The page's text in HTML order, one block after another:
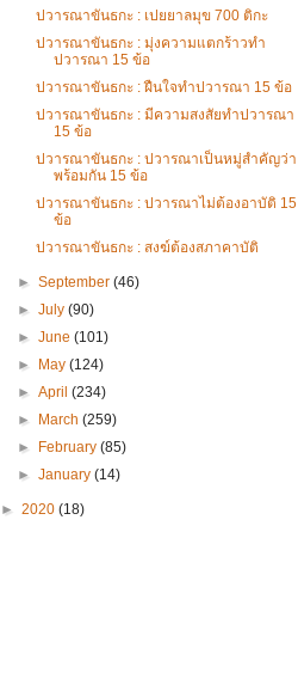
ปวารณาขันธกะ : เปยยาลมุข 700 ติกะ
ปวารณาขันธกะ : มุ่งความแตกร้าวทำ
ปวารณา 15 ข้อ
ปวารณาขันธกะ : ฝืนใจทำปวารณา 15 ข้อ
ปวารณาขันธกะ : มีความสงสัยทำปวารณา
15 ข้อ
ปวารณาขันธกะ : ปวารณาเป็นหมู่สำคัญว่า
พร้อมกัน 15 ข้อ
ปวารณาขันธกะ : ปวารณาไม่ต้องอาบัติ 15
ข้อ
ปวารณาขันธกะ : สงฆ์ต้องสภาคาบัติ
►September(46)
►July(90)
►June(101)
►
May(124)
►April(234)
►
March(259)
►
February(85)
►January(14)
► 2020 (18)